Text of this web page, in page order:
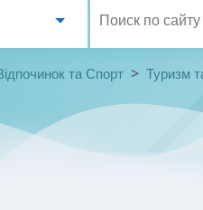
та Спорт > Туризм